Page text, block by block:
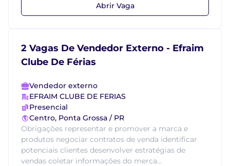
Abrir Vaga
2 Vagas De Vendedor Externo - Efraim
Clube De Férias
Vendedor externo
EFRAIM CLUBE DE FERIAS
Presencial
Centro, Ponta Grossa / PR
Obrigações representar e promover a marca e
produtos negociar contratos de venda identificar
potenciais clientes desenvolver estratégias de
vendas coletar informações do merca...